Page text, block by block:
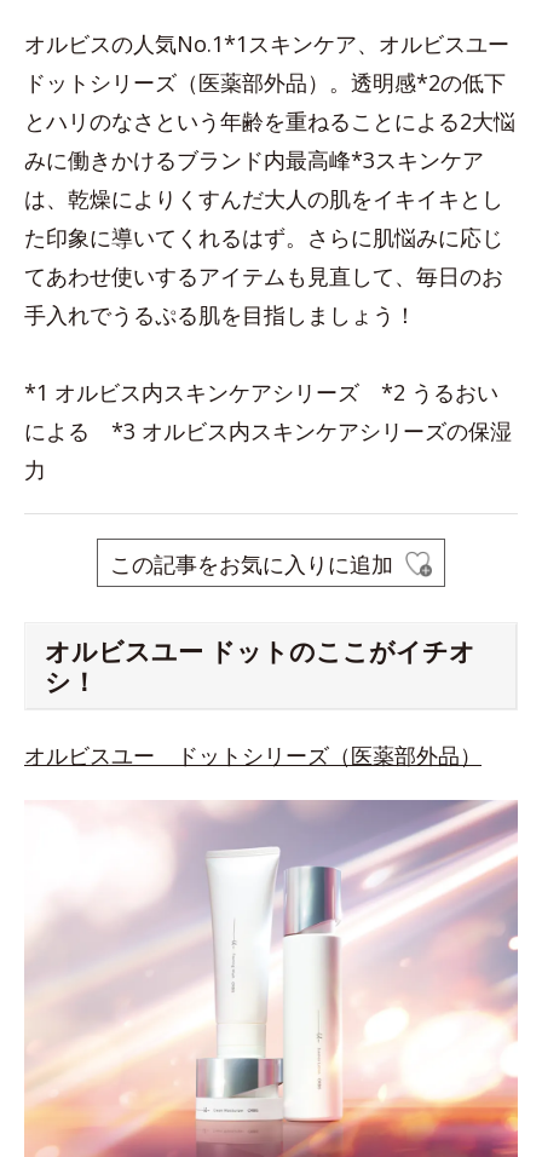
オルビスの人気No.1*1スキンケア、オルビスユー
ドットシリーズ（医薬部外品）。透明感*2の低下
とハリのなさという年齢を重ねることによる2大悩
みに働きかけるブランド内最高峰*3スキンケア
は、乾燥によりくすんだ大人の肌をイキイキとし
た印象に導いてくれるはず。さらに肌悩みに応じ
てあわせ使いするアイテムも見直して、毎日のお
手入れでうるぷる肌を目指しましょう！
*1 オルビス内スキンケアシリーズ *2 うるおい
による *3 オルビス内スキンケアシリーズの保湿
力
この記事をお気に入りに追加
オルビスユー ドットのここがイチオ
シ！
オルビスユー ドットシリーズ（医薬部外品）